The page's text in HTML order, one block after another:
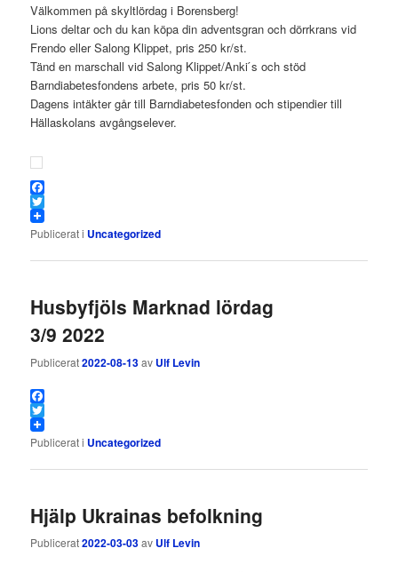
Välkommen på skyltlördag i Borensberg!
Lions deltar och du kan köpa din adventsgran och dörrkrans vid
Frendo eller Salong Klippet, pris 250 kr/st.
Tänd en marschall vid Salong Klippet/Anki ́s och stöd
Barndiabetesfondens arbete, pris 50 kr/st.
Dagens intäkter går till Barndiabetesfonden och stipendier till
Hällaskolans avgångselever.
Facebook
Twitter
Publicerat i Uncategorized
Husbyfjöls Marknad lördag
3/9 2022
Publicerat2022-08-13av Ulf Levin
Facebook
Twitter
Publicerat i Uncategorized
Hjälp Ukrainas befolkning
Publicerat2022-03-03av Ulf Levin